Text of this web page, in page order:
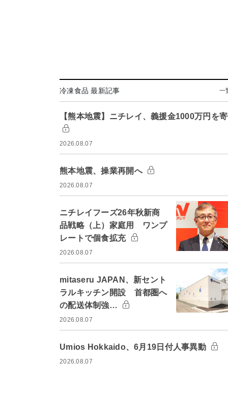
冷凍食品 最新記事 一
【熊本地震】ニチレイ、義援金1000万円を
2026.08.07
熊本地震、操業再開へ
2026.08.07
ニチレイフーズ26年秋新商
品戦略（上）家庭用 ワンプ
レートで個食拡充
2026.08.07
mitaseru JAPAN、新セント
ラルキッチン開設 首都圏へ
の配送体制強…
2026.08.07
Umios Hokkaido、6月19日付人事異動
2026.08.07